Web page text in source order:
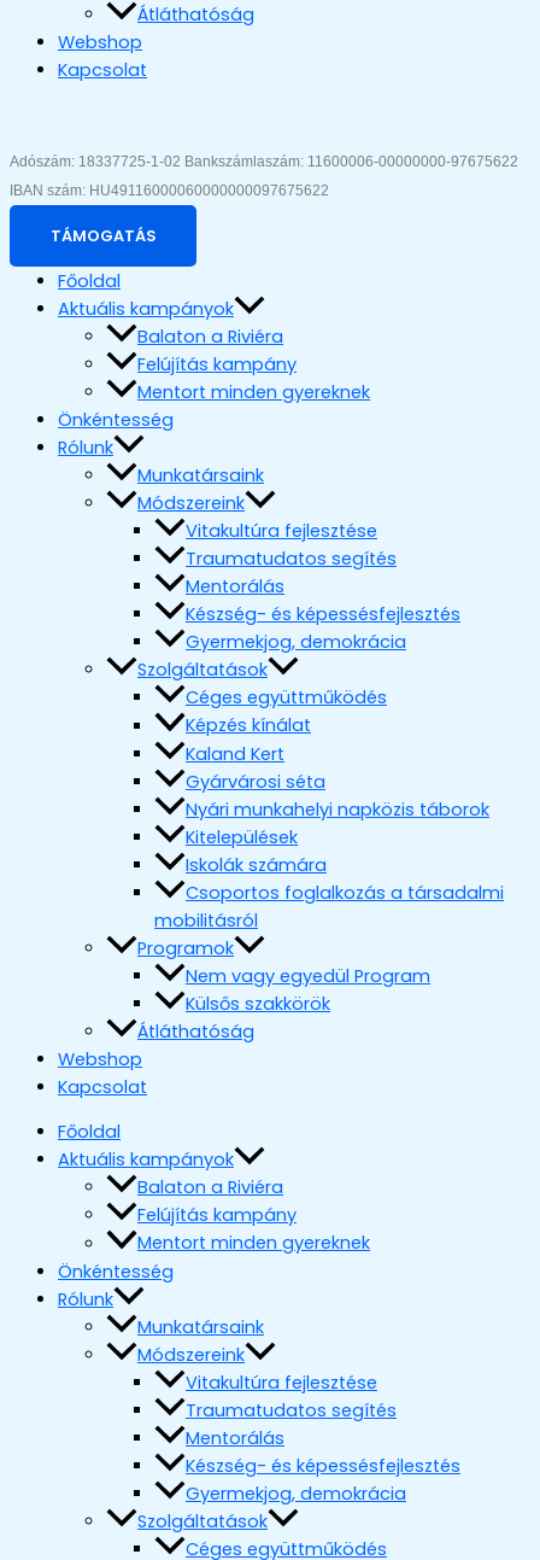
Átláthatóság
Webshop
Kapcsolat
Adószám: 18337725-1-02 Bankszámlaszám: 11600006-00000000-97675622
IBAN szám: HU49116000060000000097675622
TÁMOGATÁS
Főoldal
Aktuális kampányok
Balaton a Riviéra
Felújítás kampány
Mentort minden gyereknek
Önkéntesség
Rólunk
Munkatársaink
Módszereink
Vitakultúra fejlesztése
Traumatudatos segítés
Mentorálás
Készség- és képessésfejlesztés
Gyermekjog, demokrácia
Szolgáltatások
Céges együttműködés
Képzés kínálat
Kaland Kert
Gyárvárosi séta
Nyári munkahelyi napközis táborok
Kitelepülések
Iskolák számára
Csoportos foglalkozás a társadalmi
mobilitásról
Programok
Nem vagy egyedül Program
Külsős szakkörök
Átláthatóság
Webshop
Kapcsolat
Főoldal
Aktuális kampányok
Balaton a Riviéra
Felújítás kampány
Mentort minden gyereknek
Önkéntesség
Rólunk
Munkatársaink
Módszereink
Vitakultúra fejlesztése
Traumatudatos segítés
Mentorálás
Készség- és képessésfejlesztés
Gyermekjog, demokrácia
Szolgáltatások
Céges együttműködés